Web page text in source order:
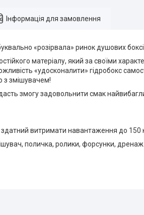
Інформація для замовлення
«розірвала» ринок душових
матеріалу, який за своїми
«удосконалити» гідробокс
з змішувачем!
змогу задовольнити смак
здатний витримати навантаження до 150
поличка, ролики, форсунки, дренаж.